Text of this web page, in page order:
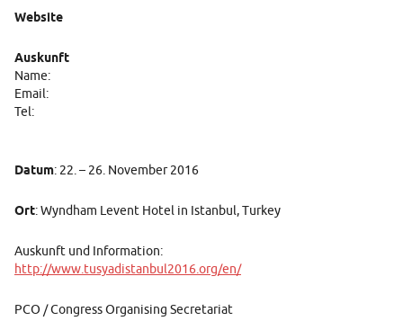
Website
Auskunft
Name:
Email:
Tel:
Datum: 22. – 26. November 2016
Ort: Wyndham Levent Hotel in Istanbul, Turkey
Auskunft und Information:
http://www.tusyadistanbul2016.org/en/
PCO / Congress Organising Secretariat